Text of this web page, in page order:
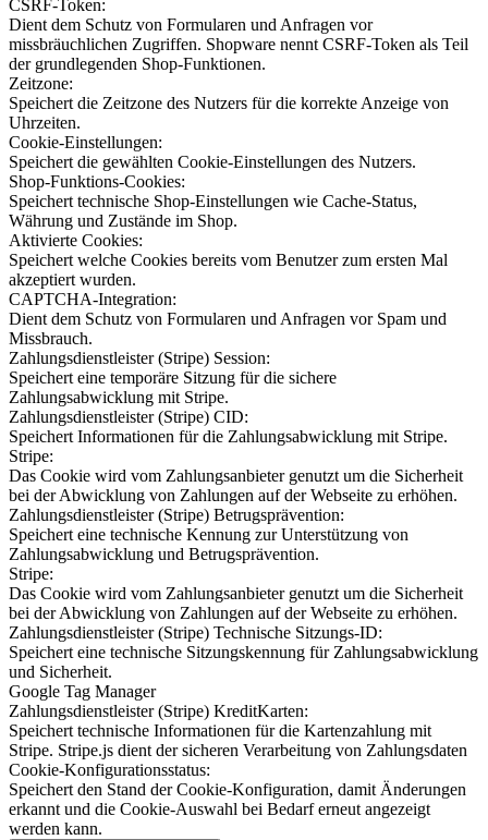
CSRF-Token:
Dient dem Schutz von Formularen und Anfragen vor
missbräuchlichen Zugriffen. Shopware nennt CSRF-Token als Teil
der grundlegenden Shop-Funktionen.
Zeitzone:
Speichert die Zeitzone des Nutzers für die korrekte Anzeige von
Uhrzeiten.
Cookie-Einstellungen:
Speichert die gewählten Cookie-Einstellungen des Nutzers.
Shop-Funktions-Cookies:
Speichert technische Shop-Einstellungen wie Cache-Status,
Währung und Zustände im Shop.
Aktivierte Cookies:
Speichert welche Cookies bereits vom Benutzer zum ersten Mal
akzeptiert wurden.
CAPTCHA-Integration:
Dient dem Schutz von Formularen und Anfragen vor Spam und
Missbrauch.
Zahlungsdienstleister (Stripe) Session:
Speichert eine temporäre Sitzung für die sichere
Zahlungsabwicklung mit Stripe.
Zahlungsdienstleister (Stripe) CID:
Speichert Informationen für die Zahlungsabwicklung mit Stripe.
Stripe:
Das Cookie wird vom Zahlungsanbieter genutzt um die Sicherheit
bei der Abwicklung von Zahlungen auf der Webseite zu erhöhen.
Zahlungsdienstleister (Stripe) Betrugsprävention:
Speichert eine technische Kennung zur Unterstützung von
Zahlungsabwicklung und Betrugsprävention.
Stripe:
Das Cookie wird vom Zahlungsanbieter genutzt um die Sicherheit
bei der Abwicklung von Zahlungen auf der Webseite zu erhöhen.
Zahlungsdienstleister (Stripe) Technische Sitzungs-ID:
Speichert eine technische Sitzungskennung für Zahlungsabwicklung
und Sicherheit.
Google Tag Manager
Zahlungsdienstleister (Stripe) KreditKarten:
Speichert technische Informationen für die Kartenzahlung mit
Stripe. Stripe.js dient der sicheren Verarbeitung von Zahlungsdaten
Cookie-Konfigurationsstatus:
Speichert den Stand der Cookie-Konfiguration, damit Änderungen
erkannt und die Cookie-Auswahl bei Bedarf erneut angezeigt
werden kann.